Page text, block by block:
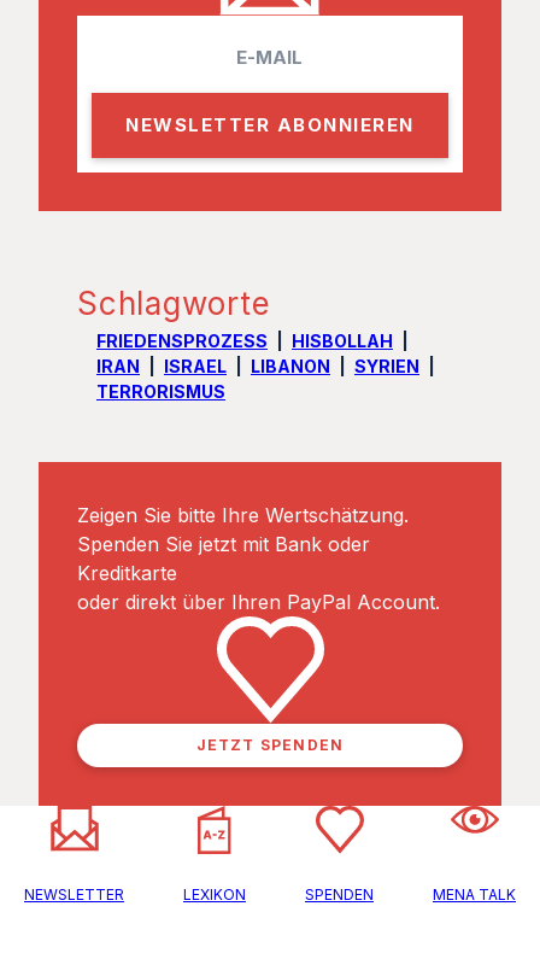
a
l
Schlagworte
FRIEDENSPROZESS
HISBOLLAH
IRAN
ISRAEL LIBANON
SYRIEN
TERRORISMUS
Zeigen Sie bitte Ihre Wertschätzung.
Spenden Sie jetzt mit Bank oder
Kreditkarte
oder direkt über Ihren PayPal Account.
JETZT SPENDEN
NEWSLETTER LEXIKON SPENDEN MENA TALK